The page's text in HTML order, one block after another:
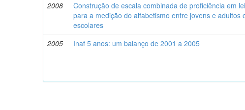
2008
Construção de escala combinada de proficiência em
para a medição do alfabetismo entre jovens e adultos
escolares
2005 Inaf 5 anos: um balanço de 2001 a 2005